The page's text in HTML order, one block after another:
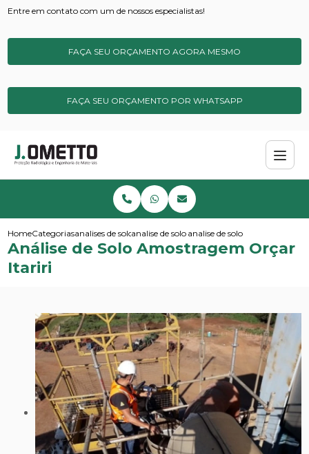
Entre em contato com um de nossos especialistas!
FAÇA SEU ORÇAMENTO AGORA MESMO
FAÇA SEU ORÇAMENTO POR WHATSAPP
HomeCategoriasanalises de solos e sedimentosanalise de solo micronutrientes
analise de solo amostragem
Análise de Solo Amostragem Orçar
Itariri